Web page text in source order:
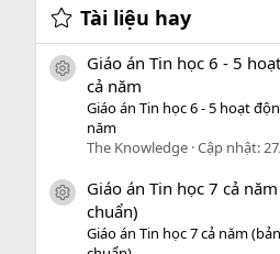
Tài liệu hay
icon tài liệu
Giáo án Tin học 6 - 5
cả năm
Giáo án Tin học 6 - 5 hoạt
năm
The Knowledge Cập nhật:
icon tài liệu
Giáo án Tin học 7 cả
chuẩn)
Giáo án Tin học 7 cả năm (bản